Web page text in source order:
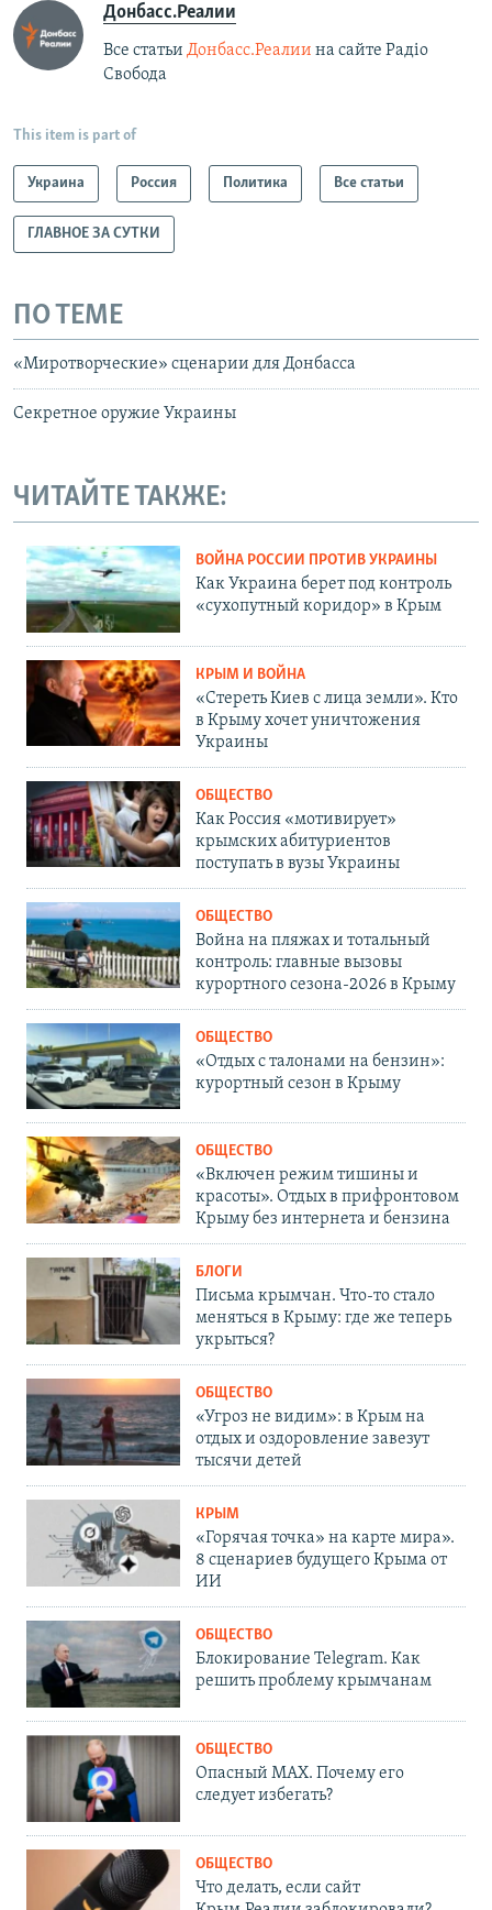
Донбасс.Реалии
Все статьи Донбасс.Реалии на сайте Радіо
Свобода
This item is part of
Украина Россия Политика Все статьи
ГЛАВНОЕ ЗА СУТКИ
ПО ТЕМЕ
«Миротворческие» сценарии для Донбасса
Секретное оружие Украины
ЧИТАЙТЕ ТАКЖЕ:
ВОЙНА РОССИИ ПРОТИВ УКРАИНЫ
Как Украина берет под контроль
«сухопутный коридор» в Крым
КРЫМ И ВОЙНА
«Стереть Киев с лица земли». Кто
в Крыму хочет уничтожения
Украины
ОБЩЕСТВО
Как Россия «мотивирует»
крымских абитуриентов
поступать в вузы Украины
ОБЩЕСТВО
Война на пляжах и тотальный
контроль: главные вызовы
курортного сезона-2026 в Крыму
ОБЩЕСТВО
«Отдых с талонами на бензин»:
курортный сезон в Крыму
ОБЩЕСТВО
«Включен режим тишины и
красоты». Отдых в прифронтовом
Крыму без интернета и бензина
БЛОГИ
Письма крымчан. Что-то стало
меняться в Крыму: где же теперь
укрыться?
ОБЩЕСТВО
«Угроз не видим»: в Крым на
отдых и оздоровление завезут
тысячи детей
КРЫМ
«Горячая точка» на карте мира».
8 сценариев будущего Крыма от
ИИ
ОБЩЕСТВО
Блокирование Telegram. Как
решить проблему крымчанам
ОБЩЕСТВО
Опасный MAX. Почему его
следует избегать?
ОБЩЕСТВО
Что делать, если сайт